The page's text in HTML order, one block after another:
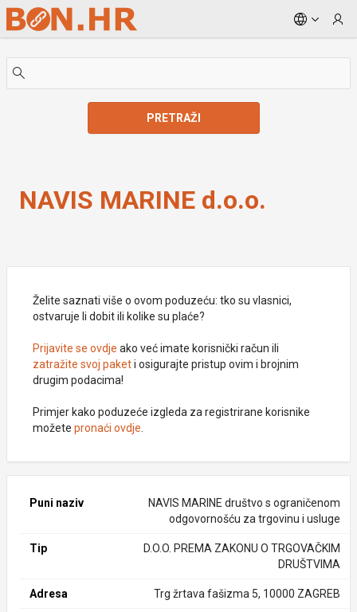
Skip to Main Content
PRETRAŽI
NAVIS MARINE d.o.o.
Želite saznati više o ovom poduzeću: tko su vlasnici,
ostvaruje li dobit ili kolike su plaće?
Prijavite se ovdje ako već imate korisnički račun ili
zatražite svoj paketi osigurajte pristup ovim i brojnim
drugim podacima!
Primjer kako poduzeće izgleda za registrirane korisnike
možete pronaći ovdje
Puni naziv
NAVIS MARINE društvo s ograničenom
odgovornošću za trgovinu i usluge
Tip
D.O.O. PREMA ZAKONU O TRGOVAČKIM
DRUŠTVIMA
Adresa Trg žrtava fašizma 5, 10000 ZAGREB